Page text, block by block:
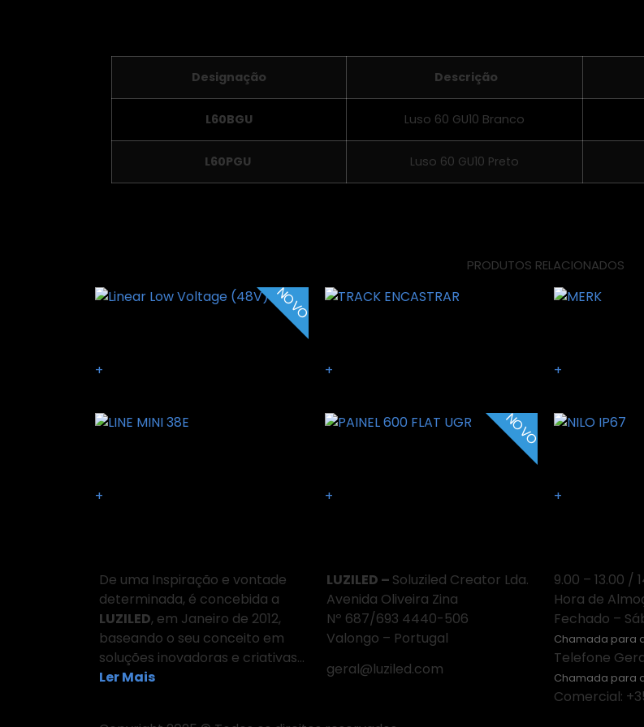
Designação Descrição
L60BGU Luso 60 GU10 Branco
L60PGU Luso 60 GU10 Preto
PRODUTOS RELACIONADOS
NOVO
+ + +
+
NOVO
+ +
De uma Inspiração e vontade
determinada, é concebida a
LUZILED, em Janeiro de 2012,
baseando o seu conceito em
soluções inovadoras e criativas…
Ler Mais
LUZILED – Soluziled Creator Lda.
Avenida Oliveira Zina
Nº 687/693 4440-506
Valongo – Portugal
geral@luziled.com
9.00 – 13.00 /
Hora de
Fechado –
Chamada para
Telefone
Chamada para
Comercial: